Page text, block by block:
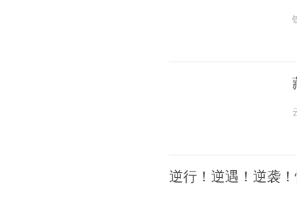
逆行！逆遇！逆袭